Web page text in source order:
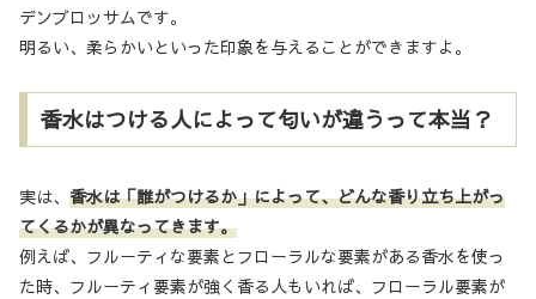
デンブロッサムです。
明るい、柔らかいといった印象を与えることができますよ。
香水はつける人によって匂いが違うって本当？
実は、 香水は「誰がつけるか」によって、どんな香り立ち上がっ
てくるかが異なってきます。
例えば、フルーティな要素とフローラルな要素がある香水を使っ
た時、フルーティ要素が強く香る人もいれば、フローラル要素が